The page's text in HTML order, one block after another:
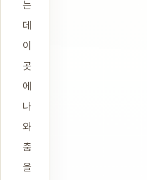
는
데
이
곳
에
나
와
춤
을